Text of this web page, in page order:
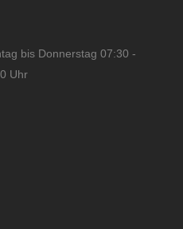
bis Donnerstag 07:30 -
Uhr